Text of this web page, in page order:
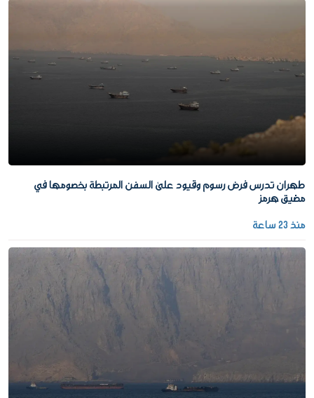
طهران تدرس فرض رسوم وقيود على السفن المرتبطة بخصومها في
مضيق هرمز
منذ 23 ساعة